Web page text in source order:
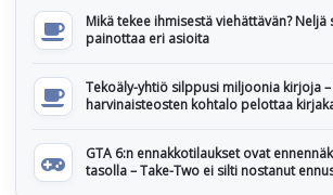
Mikä tekee ihmisestä viehättävän? Neljä
painottaa eri asioita
Tekoäly-yhtiö silppusi miljoonia kirjoja
harvinaisteosten kohtalo pelottaa
GTA 6:n ennakkotilaukset ovat
tasolla – Take-Two ei silti nostanut